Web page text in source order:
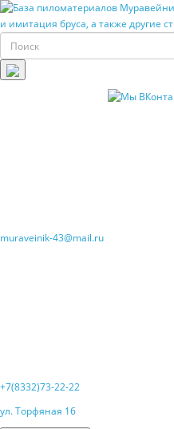
muraveinik-43@mail.ru
+7(8332)73-22-22
ул. Торфяная 16